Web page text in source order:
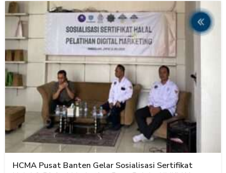
HCMA Pusat Banten Gelar Sosialisasi Sertifikat